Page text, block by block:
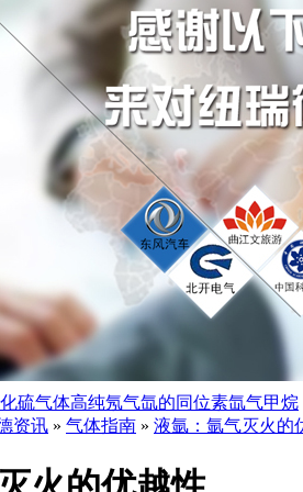
硫气体高纯氖气氙的同位素氙气甲烷
资讯 » 气体指南 » 液氩：氩气灭火的